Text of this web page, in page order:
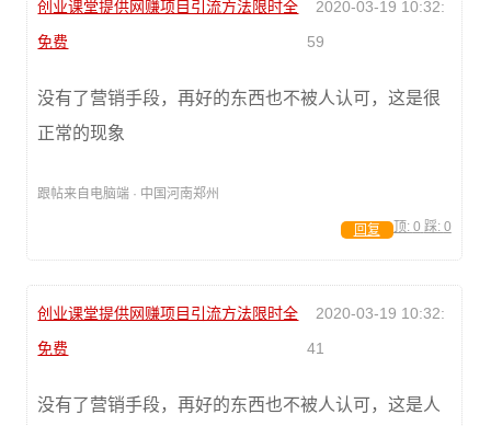
创业课堂提供网赚项目引流方法限时全
免费
2020-03-19 10:32:
59
没有了营销手段，再好的东西也不被人认可，这是很
正常的现象
跟帖来自电脑端 · 中国河南郑州
顶: 0 踩: 0
回复
创业课堂提供网赚项目引流方法限时全
免费
2020-03-19 10:32:
41
没有了营销手段，再好的东西也不被人认可，这是人